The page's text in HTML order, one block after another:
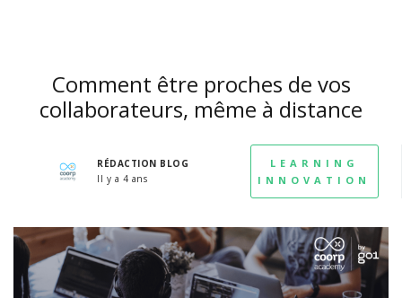
Comment être proches de vos
collaborateurs, même à distance
RÉDACTION BLOG
Il y a 4 ans
LEARNING
INNOVATION